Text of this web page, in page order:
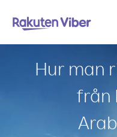
Hur man
från